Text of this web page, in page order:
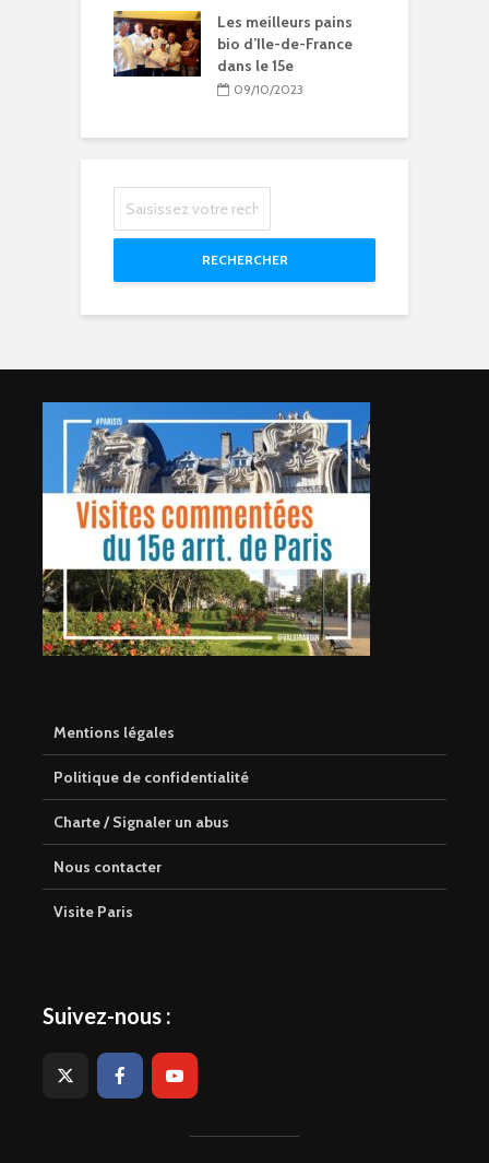
Les meilleurs pains
bio d’Ile-de-France
dans le 15e
09/10/2023
RECHERCHER
Mentions légales
Politique de confidentialité
Charte / Signaler un abus
Nous contacter
Visite Paris
Suivez-nous :